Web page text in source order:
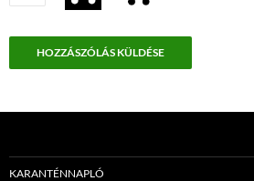
KARANTÉNNAPLÓ